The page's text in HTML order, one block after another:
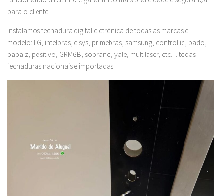
para o cliente.
Instalamos fechadura digital eletrônica de todas as marcas e
modelo: LG, intelbras, elsys, primebras, samsung, control id, pado,
papaiz, positivo, GRMGB, soprano, yale, multilaser, etc… todas
fechaduras nacionais e importadas.